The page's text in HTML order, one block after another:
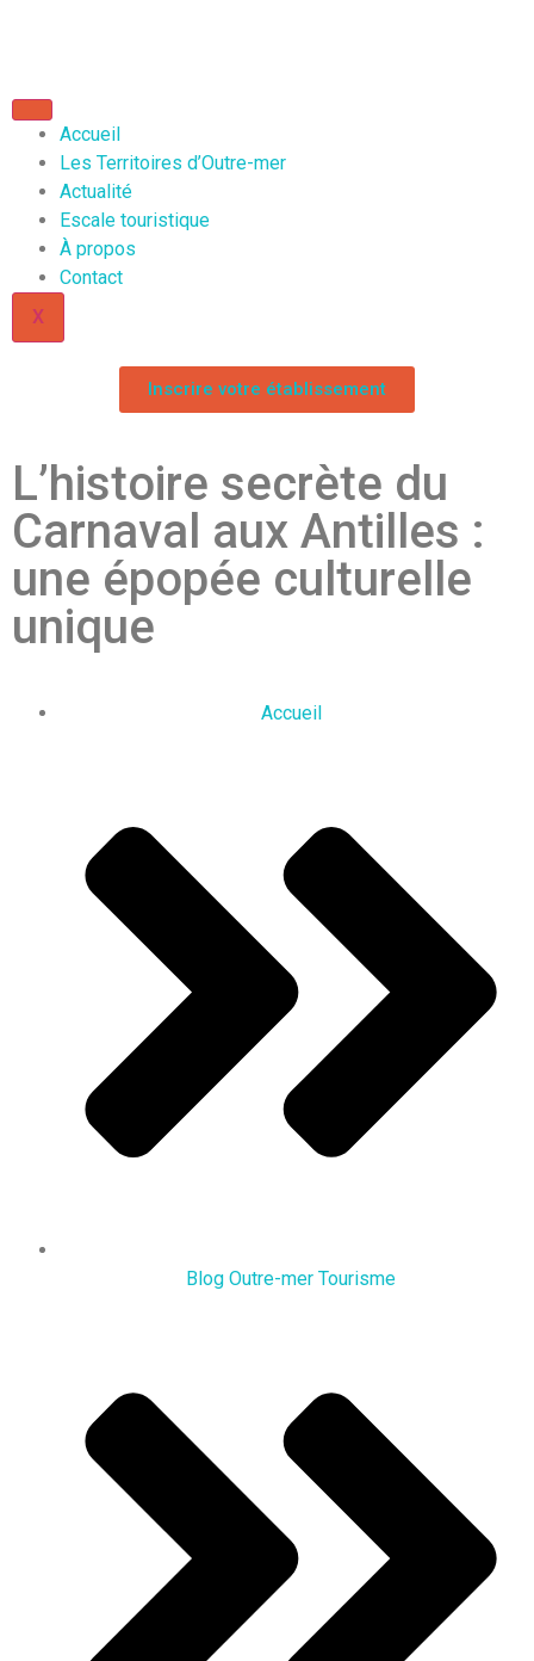
Accueil
Les Territoires d’Outre-mer
Actualité
Escale touristique
À propos
Contact
X
Inscrire votre établissement
L’histoire secrète du
Carnaval aux Antilles :
une épopée culturelle
unique
Accueil
Blog Outre-mer Tourisme